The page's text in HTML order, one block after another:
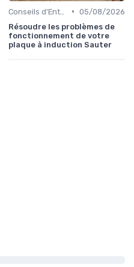
• 05/08/2026
Résoudre les problèmes de
fonctionnement de votre
plaque à induction Sauter